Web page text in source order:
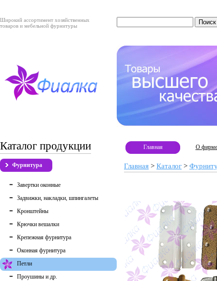
Широкий ассортимент хозяйственных
товаров и мебельной фурнитуры
Каталог продукции
Фурнитура
Завертки оконные
Задвижки, накладки, шпингалеты
Кронштейны
Крючки вешалки
Крепежная фурнитура
Оконная фурнитура
Петли
Проушины и др.
Главная О фирме
Главная > Каталог >